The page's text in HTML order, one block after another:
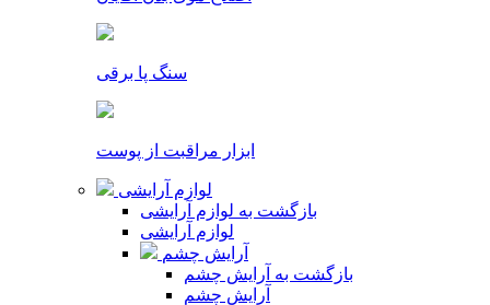
سنگ پا برقی
ابزار مراقبت از پوست
لوازم آرایشی
بازگشت به لوازم آرایشی
لوازم آرایشی
آرایش چشم
بازگشت به آرایش چشم
آرایش چشم